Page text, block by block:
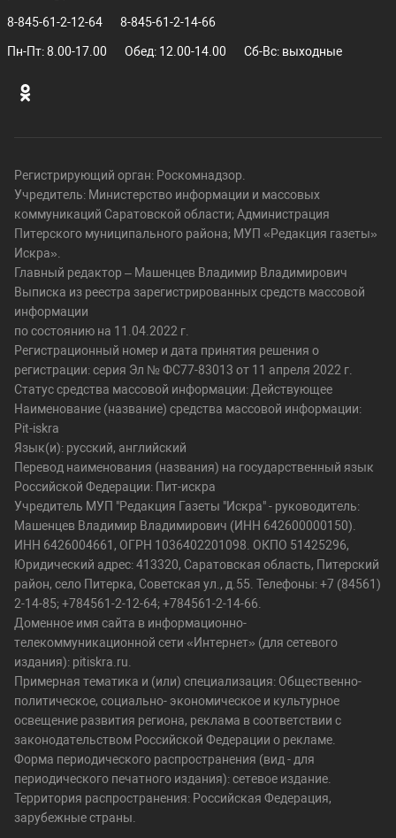
8-845-61-2-12-64 8-845-61-2-14-66
Пн-Пт: 8.00-17.00 Обед: 12.00-14.00 Сб-Вс: выходные
Регистрирующий орган: Роскомнадзор.
Учредитель: Министерство информации и массовых
коммуникаций Саратовской области; Администрация
Питерского муниципального района; МУП «Редакция газеты»
Искра».
Главный редактор – Машенцев Владимир Владимирович
Выписка из реестра зарегистрированных средств массовой
информации
по состоянию на 11.04.2022 г.
Регистрационный номер и дата принятия решения о
регистрации: серия Эл № ФС77-83013 от 11 апреля 2022 г.
Статус средства массовой информации: Действующее
Наименование (название) средства массовой информации:
Pit-iskra
Язык(и): русский, английский
Перевод наименования (названия) на государственный язык
Российской Федерации: Пит-искра
Учредитель МУП "Редакция Газеты "Искра" - руководитель:
Машенцев Владимир Владимирович (ИНН 642600000150).
ИНН 6426004661, ОГРН 1036402201098. ОКПО 51425296,
Юридический адрес: 413320, Саратовская область, Питерский
район, село Питерка, Советская ул., д.55. Телефоны: +7 (84561)
2-14-85; +784561-2-12-64; +784561-2-14-66.
Доменное имя сайта в информационно-
телекоммуникационной сети «Интернет» (для сетевого
издания): pitiskra.ru.
Примерная тематика и (или) специализация: Общественно-
политическое, социально- экономическое и культурное
освещение развития региона, реклама в соответствии с
законодательством Российской Федерации о рекламе.
Форма периодического распространения (вид - для
периодического печатного издания): сетевое издание.
Территория распространения: Российская Федерация,
зарубежные страны.